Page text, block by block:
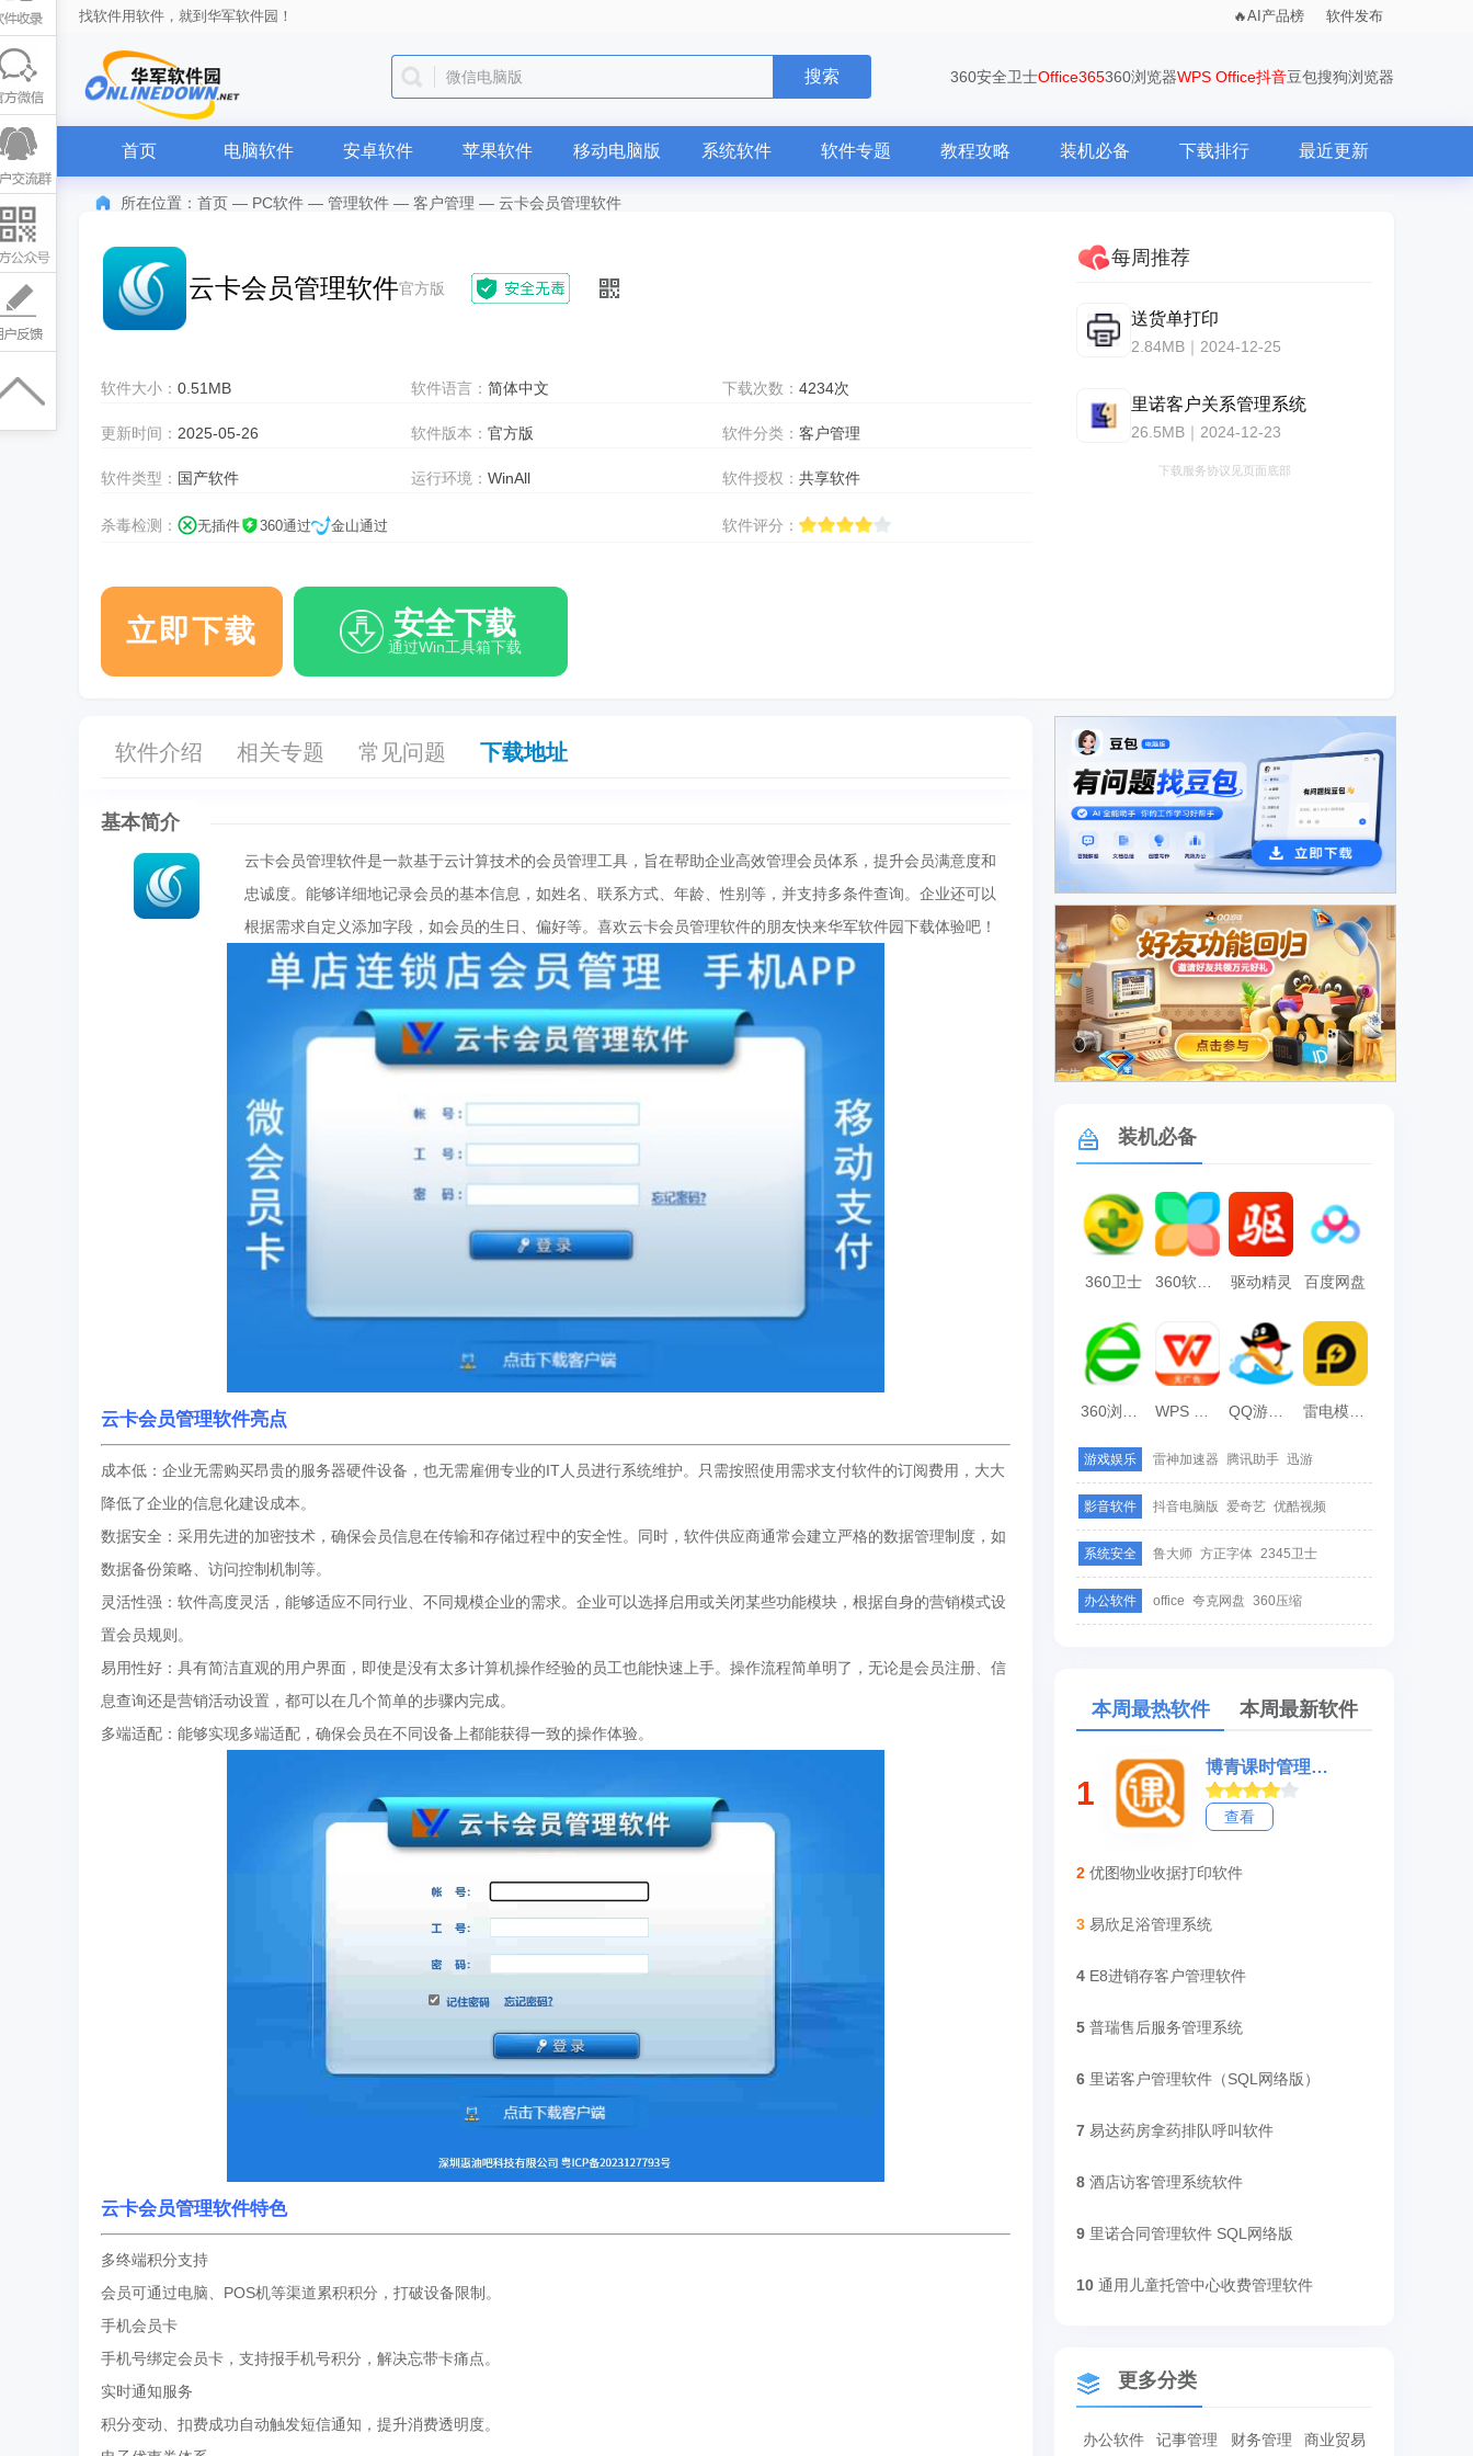
找软件用软件，就到华军软件园！ AI产品榜 软件发布
微信电脑版 搜索 360安全卫士Office365360浏览器WPS Office抖音豆包搜狗浏览器
首页 电脑软件 安卓软件 苹果软件 移动电脑版 系统软件 软件专题 教程攻略 装机必备 下载排行 最近更新
所在位置： 首页 — PC软件 — 管理软件 — 客户管理 — 云卡会员管理软件
云卡会员管理软件官方版
软件大小： 0.51MB 软件语言：简体中文 下载次数： 4234次
更新时间： 2025-05-26 软件版本：官方版 软件分类： 客户管理
软件类型： 国产软件 运行环境：WinAll 软件授权： 共享软件
杀毒检测： 无插件 360通过 金山通过 软件评分：
立即下载 安全下载
通过Win工具箱下载
每周推荐
送货单打印
2.84MB｜2024-12-25
里诺客户关系管理系统
26.5MB｜2024-12-23
下载服务协议见页面底部
软件介绍 相关专题 常见问题 下载地址
基本简介
‌云卡会员管理软件是一款基于云计算技术的会员管理工具，旨在帮助企业高效管理会员体系，提升会员满意度和
忠诚度。能够详细地记录会员的基本信息，如姓名、联系方式、年龄、性别等，并支持多条件查询。企业还可以
根据需求自定义添加字段，如会员的生日、偏好等。喜欢云卡会员管理软件的朋友快来华军软件园下载体验吧！
云卡会员管理软件亮点
成本低‌：企业无需购买昂贵的服务器硬件设备，也无需雇佣专业的IT人员进行系统维护。只需按照使用需求支付软件的订阅费用，大大
降低了企业的信息化建设成本。
‌数据安全‌：采用先进的加密技术，确保会员信息在传输和存储过程中的安全性。同时，软件供应商通常会建立严格的数据管理制度，如
数据备份策略、访问控制机制等。
‌灵活性强‌：软件高度灵活，能够适应不同行业、不同规模企业的需求。企业可以选择启用或关闭某些功能模块，根据自身的营销模式设
置会员规则。
‌易用性好‌：具有简洁直观的用户界面，即使是没有太多计算机操作经验的员工也能快速上手。操作流程简单明了，无论是会员注册、信
息查询还是营销活动设置，都可以在几个简单的步骤内完成。
‌多端适配‌：能够实现多端适配，确保会员在不同设备上都能获得一致的操作体验。
云卡会员管理软件特色
多终端积分支持‌
会员可通过电脑、POS机等渠道累积积分，打破设备限制。
‌手机会员卡‌
手机号绑定会员卡，支持报手机号积分，解决忘带卡痛点。
‌实时通知服务‌
积分变动、扣费成功自动触发短信通知，提升消费透明度。
广告
广告
装机必备
360卫士 360软件管家 驱动精灵 百度网盘
雷电模拟器
游戏娱乐 雷神加速器 腾讯助手 迅游
影音软件 抖音电脑版 爱奇艺 优酷视频
系统安全 鲁大师 方正字体 2345卫士
办公软件 office 夸克网盘 360压缩
本周最热软件 本周最新软件
1
博青课时管理系统
查看
2 优图物业收据打印软件
3 易欣足浴管理系统
4 E8进销存客户管理软件
5 普瑞售后服务管理系统
6 里诺客户管理软件（SQL网络版）
7 易达药房拿药排队呼叫软件
8 酒店访客管理系统软件
9 里诺合同管理软件 SQL网络版
10 通用儿童托管中心收费管理软件
更多分类
办公软件 记事管理 财务管理 商业贸易